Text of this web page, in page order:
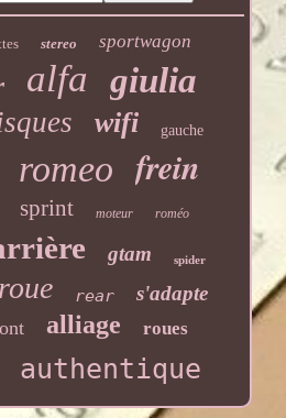
stereo sportwagon
alfa giulia
wifi gauche
romeo frein
sprint moteur roméo
gtam spider
roue rear s'adapte
alliage roues
authentique